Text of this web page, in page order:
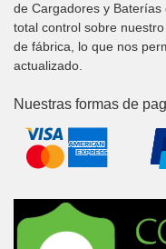
de Cargadores y
total control sobre
de fábrica, lo que nos
actualizado.
Nuestras formas de